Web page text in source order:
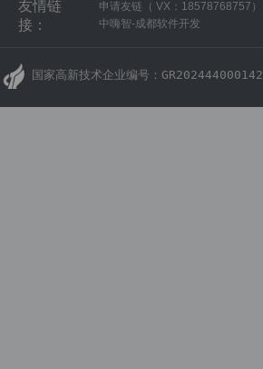
友情链
接：
申请友链（ VX：18578768757）
中嗨智-成都软件开发
国家高新技术企业编号：GR202444000142